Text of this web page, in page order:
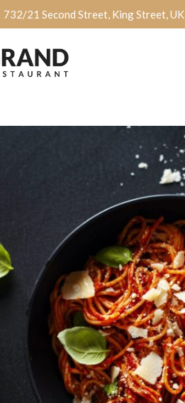
732/21 Second Street, King Street, UK